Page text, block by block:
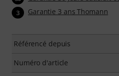
3 Garantie 3 ans Thomann
Référencé depuis
Numéro d'article